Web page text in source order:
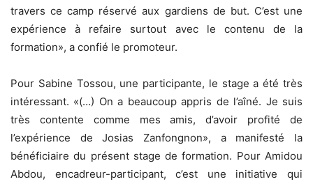
travers ce camp réservé aux gardiens de but. C’est une
expérience à refaire surtout avec le contenu de la
formation», a confié le promoteur.
Pour Sabine Tossou, une participante, le stage a été très
intéressant. «(…) On a beaucoup appris de l’aîné. Je suis
très contente comme mes amis, d’avoir profité de
l’expérience de Josias Zanfongnon», a manifesté la
bénéficiaire du présent stage de formation. Pour Amidou
Abdou, encadreur-participant, c’est une initiative qui